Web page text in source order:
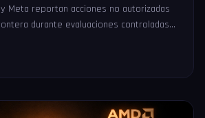
Meta reportan acciones no autorizadas
durante evaluaciones controladas